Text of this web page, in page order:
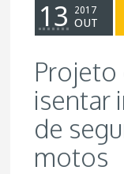
13 2017
OUT
Projeto
isentar
de
motos